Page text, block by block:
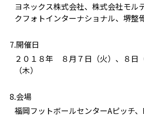
ヨネックス株式会社、株式会社モル
クフォトインターナショナル、堺整
7.開催日
２０１８年 ８月７日（火）、８日
（木）
8.会場
福岡フットボールセンターAピッチ